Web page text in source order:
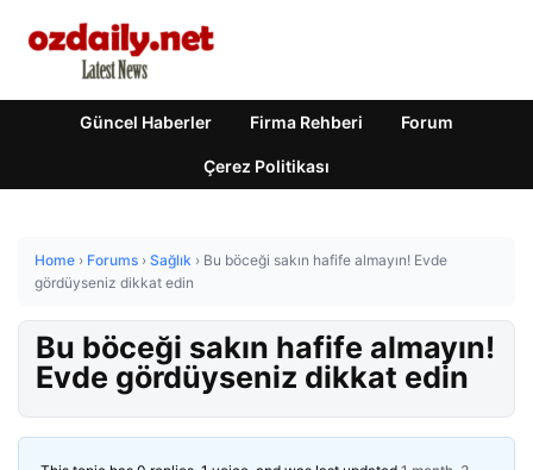
Güncel Haberler Firma Rehberi Forum
Çerez Politikası
Home › Forums › Sağlık › Bu böceği sakın hafife almayın! Evde
gördüyseniz dikkat edin
Bu böceği sakın hafife almayın!
Evde gördüyseniz dikkat edin